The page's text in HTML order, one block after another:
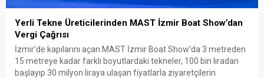
Yerli Tekne Üreticilerinden MAST İzmir Boat Show’dan
Vergi Çağrısı
İzmir’de kapılarını açan MAST İzmir Boat Show’da 3 metreden
15 metreye kadar farklı boyutlardaki tekneler, 100 bin liradan
başlayıp 30 milyon liraya ulaşan fiyatlarla ziyaretçilerin